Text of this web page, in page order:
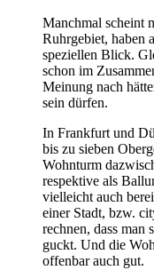
Manchmal scheint
Ruhrgebiet, haben
speziellen Blick.
schon im
Meinung nach
sein dürfen.
In Frankfurt und
bis zu sieben
Wohnturm
respektive als
vielleicht auch
einer Stadt, bzw.
rechnen, dass man
guckt. Und die
offenbar auch gut.